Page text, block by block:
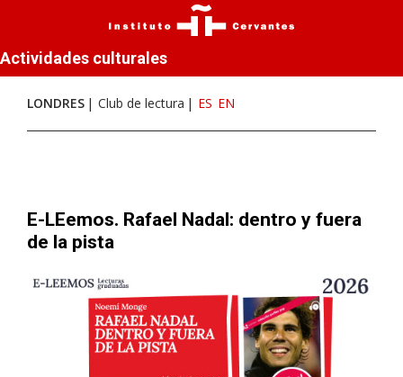
Actividades culturales
LONDRES Club de lectura ES EN
E-LEemos. Rafael Nadal: dentro y fuera
de la pista